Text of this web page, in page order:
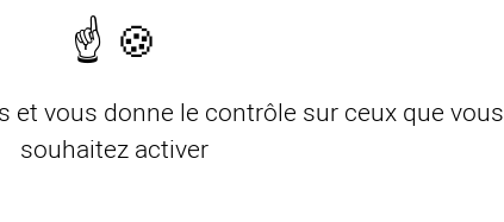
et vous donne le contrôle sur ceux que vous
souhaitez activer